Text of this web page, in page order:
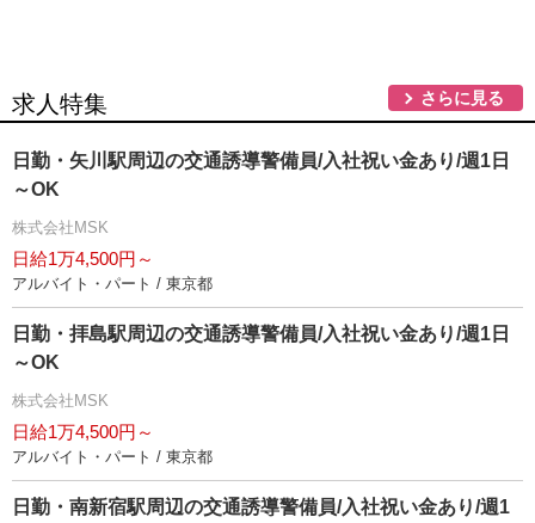
求人特集 さらに見る
日勤・矢川駅周辺の交通誘導警備員/入社祝い金あり/週1日
～OK
株式会社MSK
日給1万4,500円～
アルバイト・パート / 東京都
日勤・拝島駅周辺の交通誘導警備員/入社祝い金あり/週1日
～OK
株式会社MSK
日給1万4,500円～
アルバイト・パート / 東京都
日勤・南新宿駅周辺の交通誘導警備員/入社祝い金あり/週1